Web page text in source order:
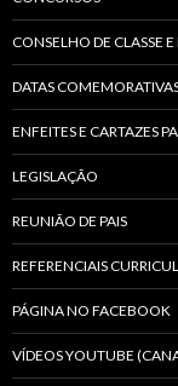
CONSELHO DE CLASSE
DATAS
ENFEITES E CARTAZES
LEGISLAÇÃO
REUNIÃO DE PAIS
REFERENCIAIS
PÁGINA NO FACEBOOK
VÍDEOS YOUTUBE